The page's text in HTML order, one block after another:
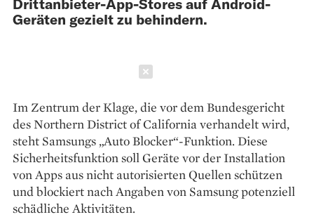
Drittanbieter-App-Stores auf Android-
Geräten gezielt zu behindern.
Im Zentrum der Klage, die vor dem Bundesgericht
des Northern District of California verhandelt wird,
steht Samsungs „Auto Blocker“-Funktion. Diese
Sicherheitsfunktion soll Geräte vor der Installation
von Apps aus nicht autorisierten Quellen schützen
und blockiert nach Angaben von Samsung potenziell
schädliche Aktivitäten.